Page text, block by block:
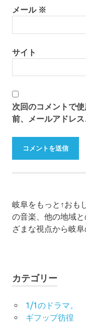
メール ※
サイト
次回のコメントで
前、メールアドレス
岐阜をもっと↑おも
の音楽、他の地域
ざまな視点から岐
カテゴリー
1/1のドラマ。
ギフップ彷徨